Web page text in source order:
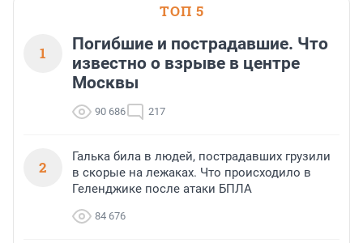
ТОП 5
1
Погибшие и пострадавшие. Что
известно о взрыве в центре
Москвы
90 686 217
2
Галька била в людей, пострадавших грузили
в скорые на лежаках. Что происходило в
Геленджике после атаки БПЛА
84 676